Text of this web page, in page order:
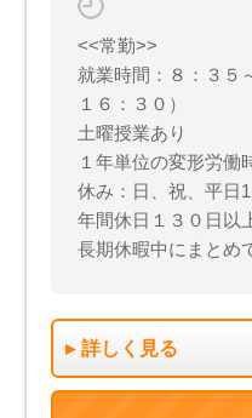
<<常勤>>
就業時間：８：３５
１６：３０）
土曜授業あり
１年単位の変形労働
休み：日、祝、平日1
年間休日１３０日以
長期休暇中にまとめ
詳しく見る